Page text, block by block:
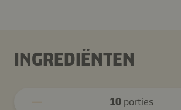
INGREDIËNTEN
10porties